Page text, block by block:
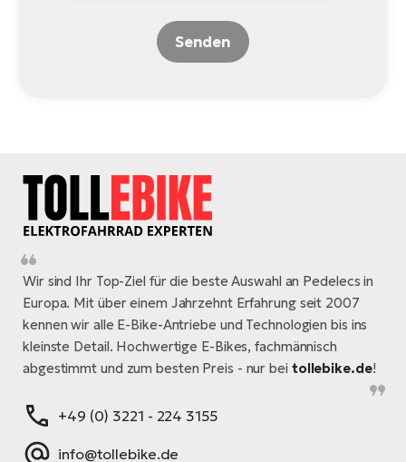
Senden
Wir sind Ihr Top-Ziel für die beste Auswahl an Pedelecs in
Europa. Mit über einem Jahrzehnt Erfahrung seit 2007
kennen wir alle E-Bike-Antriebe und Technologien bis ins
kleinste Detail. Hochwertige E-Bikes, fachmännisch
abgestimmt und zum besten Preis - nur bei tollebike.de!
+49 (0) 3221 - 224 3155
info@tollebike.de